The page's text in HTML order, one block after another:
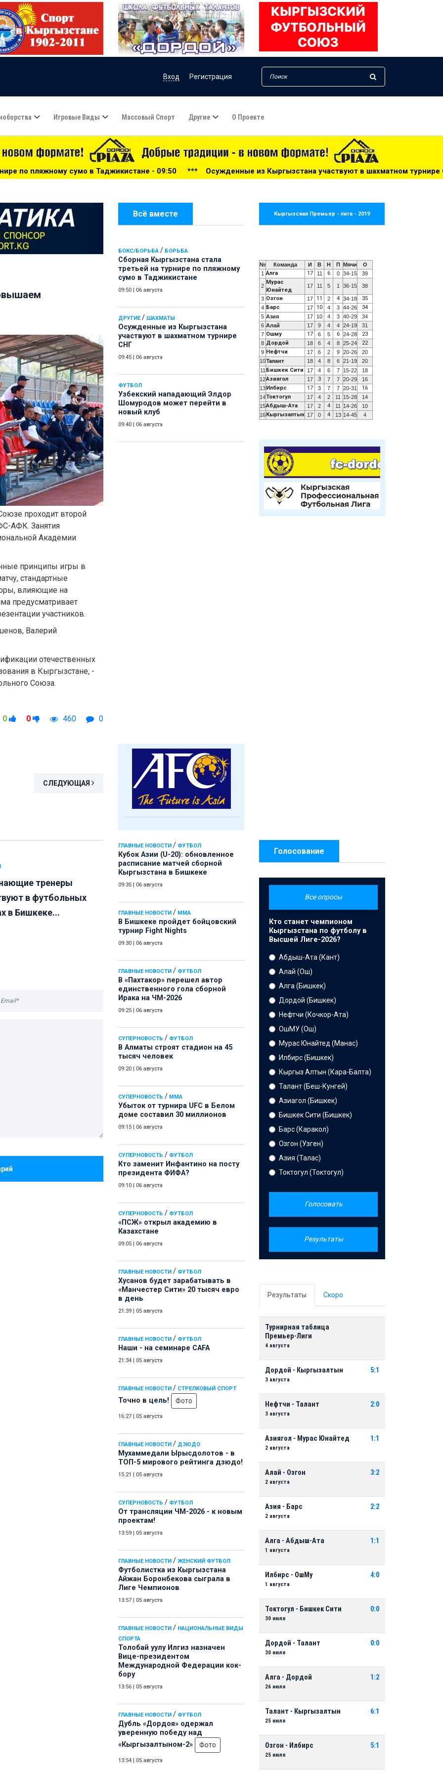
Вход Регистрация
Игровые Виды Массовый Спорт Другие О Проекте
в Таджикистане - 09:50 ***Осужденные из Кыргызстана участвуют в шахматном турнире СНГ - 09:45 ***
Всё вместе
БОКС/БОРЬБА / БОРЬБА
Сборная Кыргызстана стала
третьей на турнире по пляжному
сумо в Таджикистане
09:50 06 августа
ДРУГИЕ/ ШАХМАТЫ
Осужденные из Кыргызстана
участвуют в шахматном турнире
СНГ
09:45 06 августа
ФУТБОЛ
Узбекский нападающий Элдор
Шомуродов может перейти в
новый клуб
09:40 06 августа
ГЛАВНЫЕ НОВОСТИ / ФУТБОЛ
Кубок Азии (U-20): обновленное
расписание матчей сборной
Кыргызстана в Бишкеке
09:35 06 августа
ГЛАВНЫЕ НОВОСТИ / ММА
В Бишкеке пройдет бойцовский
турнир Fight Nights
09:30 06 августа
ГЛАВНЫЕ НОВОСТИ / ФУТБОЛ
В «Пахтакор» перешел автор
единственного гола сборной
Ирака на ЧМ-2026
09:25 06 августа
СУПЕРНОВОСТЬ / ФУТБОЛ
В Алматы строят стадион на 45
тысяч человек
09:20 06 августа
СУПЕРНОВОСТЬ / ММА
Убыток от турнира UFC в Белом
доме составил 30 миллионов
09:15 06 августа
СУПЕРНОВОСТЬ / ФУТБОЛ
Кто заменит Инфантино на посту
президента ФИФА?
09:10 06 августа
СУПЕРНОВОСТЬ / ФУТБОЛ
«ПСЖ» открыл академию в
Казахстане
09:05 06 августа
ГЛАВНЫЕ НОВОСТИ / ФУТБОЛ
Хусанов будет зарабатывать в
«Манчестер Сити» 20 тысяч евро
в день
21:39 05 августа
ГЛАВНЫЕ НОВОСТИ / ФУТБОЛ
Наши - на семинаре СAFA
21:34 05 августа
ГЛАВНЫЕ НОВОСТИ / СТРЕЛКОВЫЙ СПОРТ
Точно в цель! Фото
16:27 05 августа
ГЛАВНЫЕ НОВОСТИ / ДЗЮДО
Мухаммедали Ырысдолотов - в
ТОП-5 мирового рейтинга дзюдо!
15:21 05 августа
СУПЕРНОВОСТЬ / ФУТБОЛ
От трансляции ЧМ-2026 - к новым
проектам!
13:59 05 августа
ГЛАВНЫЕ НОВОСТИ / ЖЕНСКИЙ ФУТБОЛ
Футболистка из Кыргызстана
Айжан Боронбекова сыграла в
Лиге Чемпионов
13:57 05 августа
ГЛАВНЫЕ НОВОСТИ / НАЦИОНАЛЬНЫЕ ВИДЫ
СПОРТА
Толобай уулу Илгиз назначен
Вице-президентом
Международной Федерации кок-
бору
13:56 05 августа
ГЛАВНЫЕ НОВОСТИ / ФУТБОЛ
Дубль «Дордоя» одержал
уверенную победу над
«Кыргызалтыном-2»
Фото
13:54 05 августа
проходит второй
АФК. Занятия
Академии
принципы игры в
стандартные
влияющие на
предусматривает
участников.
Валерий
отечественных
в Кыргызстане, -
Союза.
0 0 460 0
СЛЕДУЮЩАЯ
тренеры
в футбольных
в Бишкеке...
Кыргызская Премьер - лига - 2019
№ Команда И В Н П Мячи
О
1 Алга 17 11 6 0 34-15 39
2
Мурас
Юнайтед
17 11 5 1 36-15 38
3 Озгон 17 11 2 4 34-18 35
4 Барс 17 10 4 3 44-26 34
5 Азия 17 10 4 3 40-29
34
6 Алай 17 9 4 4 24-19
31
7 Ошму 17 6 5 6 24-28 23
8 Дордой 18 6 4 8 25-24 22
9 Нефтчи 17 6 2 9 20-26
20
10Талант 18 4 8 6 21-19
20
11 Бишкек Сити 17 4 6 7 15-22
18
12Азиягол 17 3 7 7 20-29
16
13 Илбирс 17 3 7 7 20-31 16
14Токтогул 17 4 2 11 15-28
14
15Абдыш-Ата 17 2 4 11 14-26
10
16 Кыргызалтын 17 0 4 13 14-45 4
Голосование
Все опросы
Кто станет чемпионом
Кыргызстана по футболу в
Высшей Лиге-2026?
Абдыш-Ата (Кант)
Алай (Ош)
Алга (Бишкек)
Дордой (Бишкек)
Нефтчи (Кочкор-Ата)
ОшМУ (Ош)
Мурас Юнайтед (Манас)
Илбирс (Бишкек)
Кыргыз Алтын (Кара-Балта)
Талант (Беш-Кунгей)
Азиагол (Бишкек)
Бишкек Сити (Бишкек)
Барс (Каракол)
Озгон (Узген)
Азия (Талас)
Токтогул (Токтогул)
Голосовать
Результаты
Результаты Скоро
Турнирная таблица
Премьер-Лиги
4 августа
Дордой - Кыргызалтын
3 августа
5:1
Нефтчи - Талант
3 августа
2:0
Азиягол - Мурас Юнайтед
2 августа
1:1
Алай - Озгон
2 августа
3:2
Азия - Барс
2 августа
2:2
Алга - Абдыш-Ата
1 августа
1:1
Илбирс - ОшМу
1 августа
4:0
Токтогул - Бишкек Сити
30 июля
0:0
Дордой - Талант
30 июля
0:0
Алга - Дордой
26 июля
1:2
Талант - Кыргызалтын
25 июля
6:1
Озгон - Илбирс
25 июля
5:1